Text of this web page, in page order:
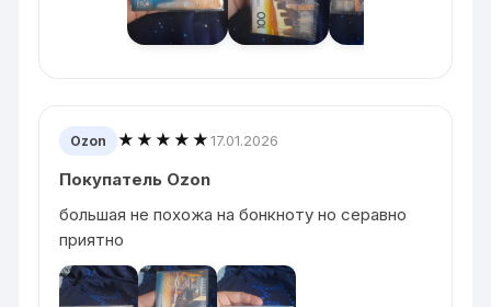
Ozon ★★★★★17.01.2026
Покупатель Ozon
большая не похожа на бонкноту но серавно
приятно